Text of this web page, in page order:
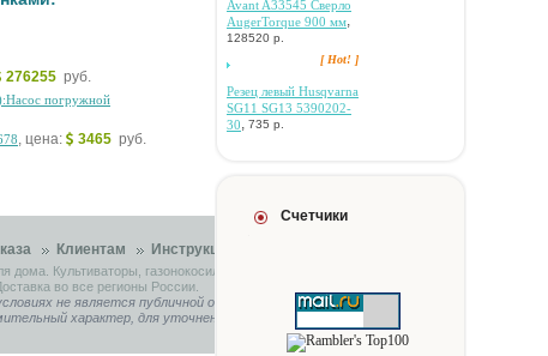
276255 руб.
пoгpужнoй
, цена: 3465 руб.
Avant A33545 Cвepлo
AugerTorque 900 мм,
128520 р.
[ Hot! ]
Peзeц лeвый Husqvarna
SG11 SG13 5390202-
30, 735 р.
Счетчики
Клиентам Инструкции
дома. Культиваторы, газонокосилки, садовые тракторы.
во все регионы России.
не является публичной офертой, определяемой
характер, для уточнения связывайтесь с нашими